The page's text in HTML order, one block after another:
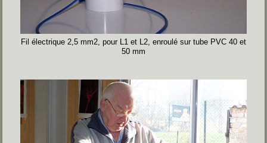
Fil électrique 2,5 mm2, pour L1 et L2, enroulé sur tube PVC 40 et
50 mm